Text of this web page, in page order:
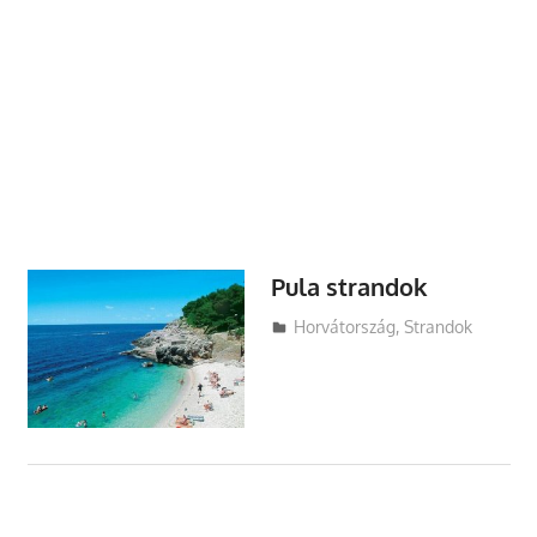
Pula strandok
Utazasok.org
Horvátország,Strandok